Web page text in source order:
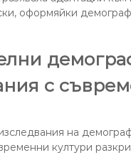
оформяйки
с
на
култури